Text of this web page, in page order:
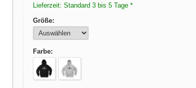
Lieferzeit: Standard 3 bis 5 Tage *
Größe:
Farbe: